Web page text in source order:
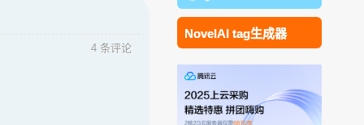
4 条评论
NovelAI tag生成器